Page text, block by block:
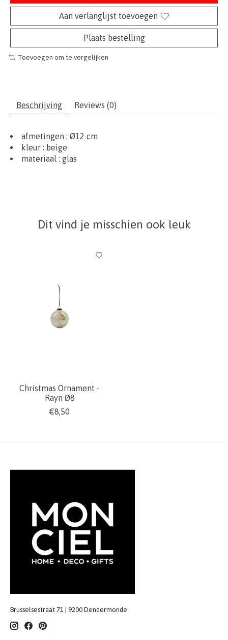
Aan verlanglijst toevoegen
Plaats bestelling
Toevoegen om te vergelijken
Beschrijving Reviews (0)
afmetingen : Ø12 cm
kleur : beige
materiaal : glas
Dit vind je misschien ook leuk
Items van productcarrousel
Christmas Ornament -
Rayn Ø8
€8,50
Brusselsestraat 71 | 9200 Dendermonde